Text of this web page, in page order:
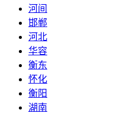
河间
邯郸
河北
华容
衡东
怀化
衡阳
湖南